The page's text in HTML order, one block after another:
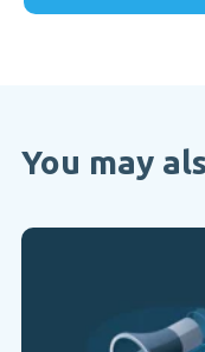
You may